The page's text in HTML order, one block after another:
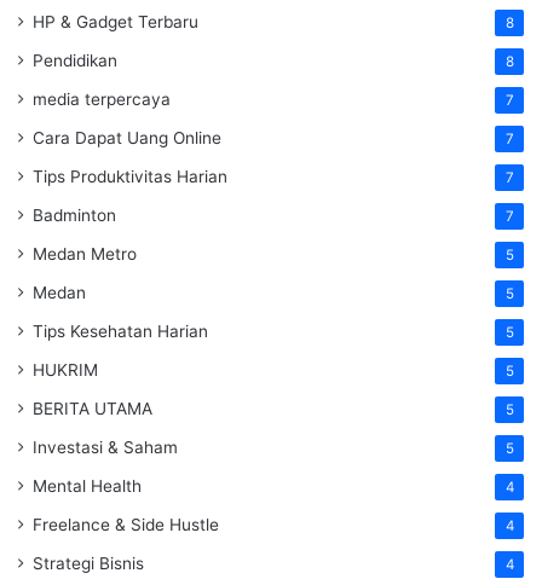
HP & Gadget Terbaru 8
Pendidikan 8
media terpercaya 7
Cara Dapat Uang Online 7
Tips Produktivitas Harian 7
Badminton 7
Medan Metro 5
Medan 5
Tips Kesehatan Harian 5
HUKRIM 5
BERITA UTAMA 5
Investasi & Saham 5
Mental Health 4
Freelance & Side Hustle 4
Strategi Bisnis 4